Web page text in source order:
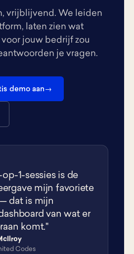
vrijblijvend. We leiden
laten zien wat
jouw bedrijf zou
je vragen.
demo aan
op-1-sessies is de
mijn favoriete
dat is mijn
van wat er
komt."
Codes